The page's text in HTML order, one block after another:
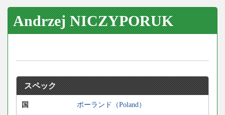
Andrzej NICZYPORUK
スペック
国 ポーランド（Poland）